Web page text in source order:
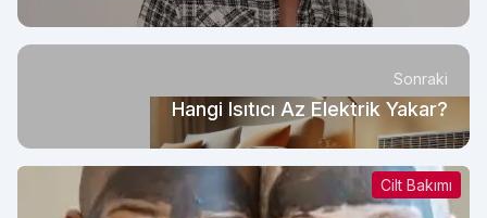
Sonraki
Hangi Isıtıcı Az Elektrik Yakar?
Cilt Bakımı